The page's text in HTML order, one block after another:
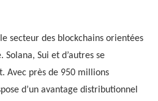
secteur des blockchains orientées
Solana, Sui et d’autres se
Avec près de 950 millions
d’un avantage distributionnel